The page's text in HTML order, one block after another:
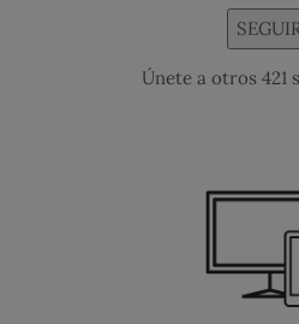
Únete a otros 421